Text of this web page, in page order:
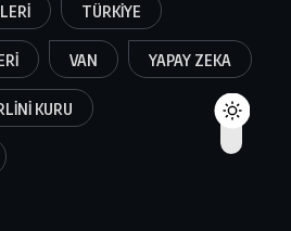
TÜRKIYE
VAN YAPAY ZEKA
KURU